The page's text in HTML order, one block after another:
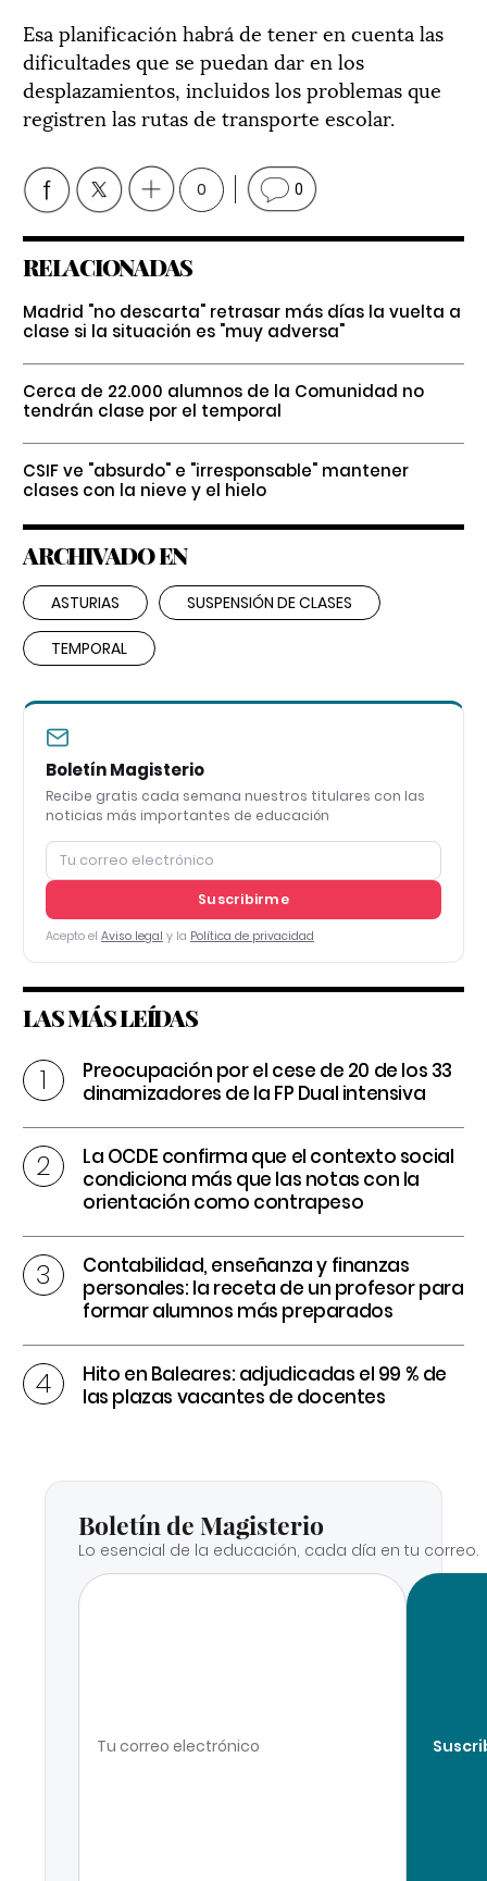
Esa planificación habrá de tener en cuenta las
dificultades que se puedan dar en los
desplazamientos, incluidos los problemas que
registren las rutas de transporte escolar.
0 0
RELACIONADAS
Madrid "no descarta" retrasar más días la vuelta a
clase si la situación es "muy adversa"
Cerca de 22.000 alumnos de la Comunidad no
tendrán clase por el temporal
CSIF ve "absurdo" e "irresponsable" mantener
clases con la nieve y el hielo
ARCHIVADO EN
ASTURIAS SUSPENSIÓN DE CLASES
TEMPORAL
Boletín Magisterio
Recibe gratis cada semana nuestros titulares con las
noticias más importantes de educación
Suscribirme
Acepto el Aviso legal y la Política de privacidad
LAS MÁS LEÍDAS
Preocupación por el cese de 20 de los 33
dinamizadores de la FP Dual intensiva
La OCDE confirma que el contexto social
condiciona más que las notas con la
orientación como contrapeso
Contabilidad, enseñanza y finanzas
personales: la receta de un profesor para
formar alumnos más preparados
Hito en Baleares: adjudicadas el 99 % de
las plazas vacantes de docentes
Boletín de Magisterio
Lo esencial de la educación, cada día en tu correo.